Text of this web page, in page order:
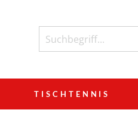
TISCHTENNIS